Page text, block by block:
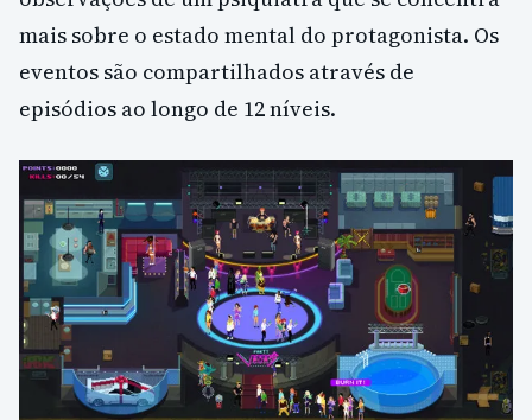
mais sobre o estado mental do protagonista. Os
eventos são compartilhados através de
episódios ao longo de 12 níveis.